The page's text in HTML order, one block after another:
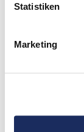
Statistiken
Marketing